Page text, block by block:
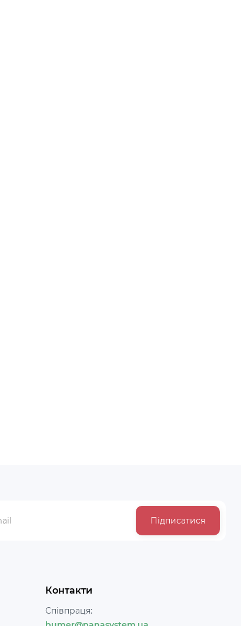
Підписатися
Контакти
Співпраця: